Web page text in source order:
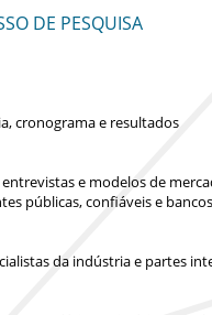
DE PESQUISA
cronograma e resultados
e modelos de
públicas, confiáveis e
da indústria e partes